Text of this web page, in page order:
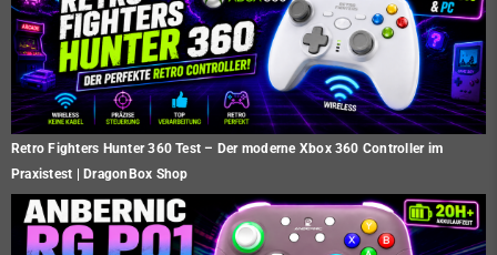
Retro Fighters Hunter 360 Test – Der moderne Xbox 360 Controller im
Praxistest | DragonBox Shop